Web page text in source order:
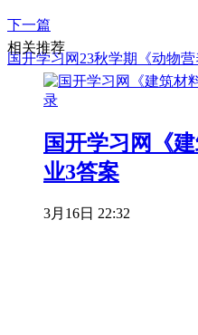
下一篇
国开学习网23秋学期《动物
相关推荐
国开学习网《
业3答案
3月16日 22:32